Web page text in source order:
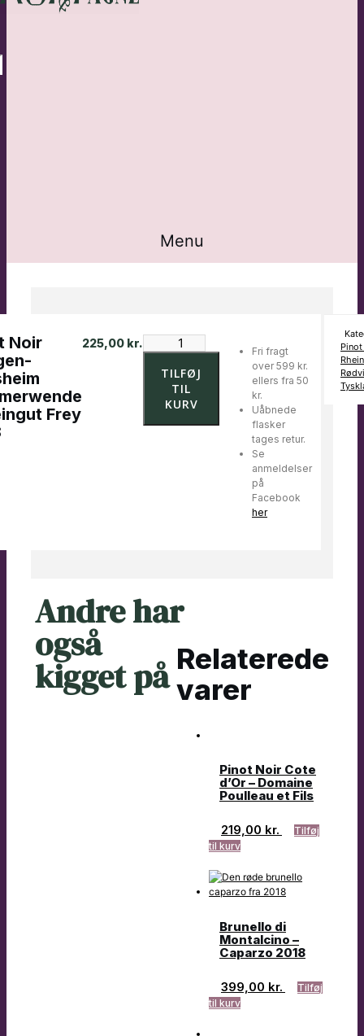
Menu
Noir
Frey
225,00 kr.
Noir
Hangen-
Weisheim
Sommerwende
Weingut
TILFØJ
TIL
KURV
Fri fragt
over 599 kr.
ellers fra 50
kr.
Uåbnede
flasker
tages retur.
Se
anmeldelser
på
Facebook
her
Andre har
også
kigget på Relaterede
varer
Pinot Noir Cote
d’Or – Domaine
Poulleau et Fils
219,00 kr.
Tilføj
til kurv
Brunello di
Montalcino –
Caparzo 2018
399,00 kr.
Tilføj
til kurv